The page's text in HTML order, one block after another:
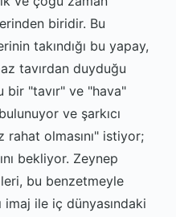
biridir. Bu
takındığı bu yapay,
tavırdan duyduğu
bir "tavır" ve "hava"
ve şarkıcı
rahat olmasını" istiyor;
bekliyor. Zeynep
bu benzetmeyle
imaj ile iç dünyasındaki